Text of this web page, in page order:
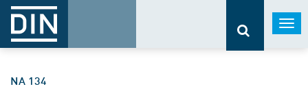
NA 134